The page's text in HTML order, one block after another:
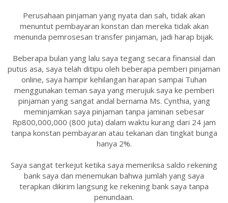
Perusahaan pinjaman yang nyata dan sah, tidak akan
menuntut pembayaran konstan dan mereka tidak akan
menunda pemrosesan transfer pinjaman, jadi harap bijak.
Beberapa bulan yang lalu saya tegang secara finansial dan
putus asa, saya telah ditipu oleh beberapa pemberi pinjaman
online, saya hampir kehilangan harapan sampai Tuhan
menggunakan teman saya yang merujuk saya ke pemberi
pinjaman yang sangat andal bernama Ms. Cynthia, yang
meminjamkan saya pinjaman tanpa jaminan sebesar
Rp800,000,000 (800 juta) dalam waktu kurang dari 24 jam
tanpa konstan pembayaran atau tekanan dan tingkat bunga
hanya 2%.
Saya sangat terkejut ketika saya memeriksa saldo rekening
bank saya dan menemukan bahwa jumlah yang saya
terapkan dikirim langsung ke rekening bank saya tanpa
penundaan.